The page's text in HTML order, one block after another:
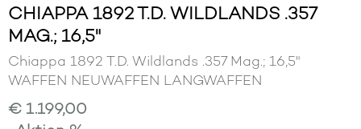
CHIAPPA 1892 T.D. WILDLANDS .357
MAG.; 16,5"
Chiappa 1892 T.D. Wildlands .357 Mag.; 16,5"
WAFFEN NEUWAFFEN LANGWAFFEN
€ 1.199,00